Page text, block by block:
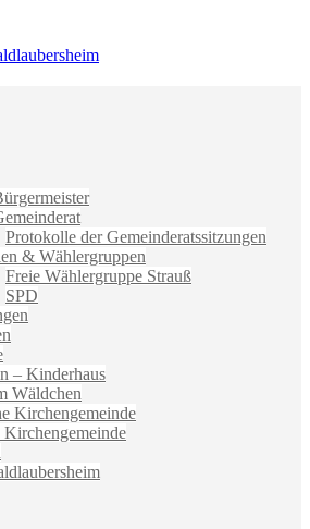
Protokolle der Gemeinderatssitzungen
& Wählergruppen
Freie Wählergruppe Strauß
SPD
– Kinderhaus
Wäldchen
Kirchengemeinde